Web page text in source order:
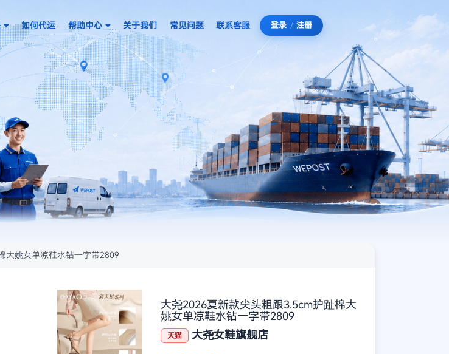
如何代运 帮助中心 关于我们 常见问题 联系客服 登录 / 注册
大姚女单凉鞋水钻一字带2809
大尧2026夏新款尖头粗跟3.5cm护趾棉大
姚女单凉鞋水钻一字带2809
天猫 大尧女鞋旗舰店